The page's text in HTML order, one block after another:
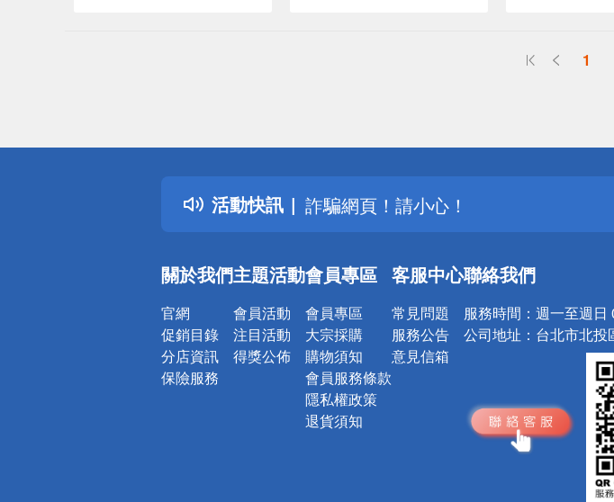
1
活動快訊
銀行優惠
偏遠地區配送
詐騙網頁！請小心！
關於我們
官網
促銷目錄
分店資訊
保險服務
主題活動
會員活動
注目活動
得獎公佈
會員專區
會員專區
大宗採購
購物須知
會員服務條款
隱私權政策
退貨須知
客服中心
常見問題
服務公告
意見信箱
聯絡我們
服務時間： 週一至週日
公司地址： 台北市北投